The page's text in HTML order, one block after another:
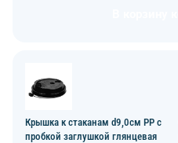
Крышка к стаканам d9,0см PP с
пробкой заглушкой глянцевая